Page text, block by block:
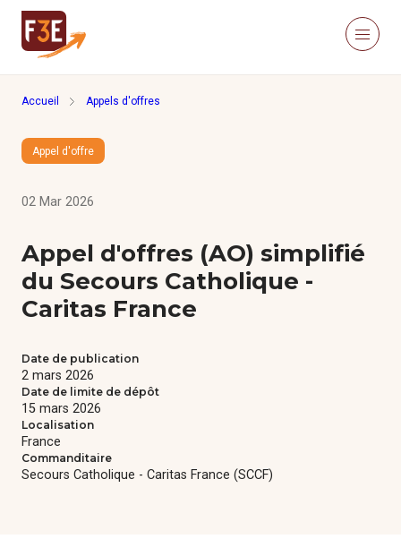
Aller au contenu principal
Menu
Recherche sur le site
Ressources
Je m’informe
Méthodologies
Études
Formations
Communautés de pratique
Accueil Appels d'offres
Appel d'offre
02 Mar 2026
Appel d'offres (AO) simplifié
du Secours Catholique -
Caritas France
Date de publication
2 mars 2026
Date de limite de dépôt
15 mars 2026
Localisation
France
Commanditaire
Secours Catholique - Caritas France (SCCF)
Panneau de gestion des cookies